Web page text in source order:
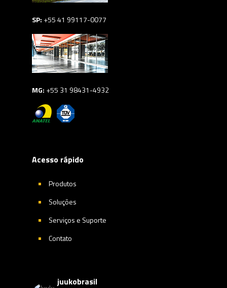
SP: +55 41 99117-0077
MG: +55 31 98431-4932
Acesso rápido
Produtos
Soluções
Serviços e Suporte
Contato
juukobrasil